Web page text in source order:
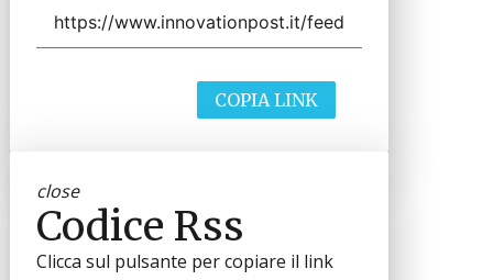
COPIA LINK
close
Codice Rss
Clicca sul pulsante per copiare il link